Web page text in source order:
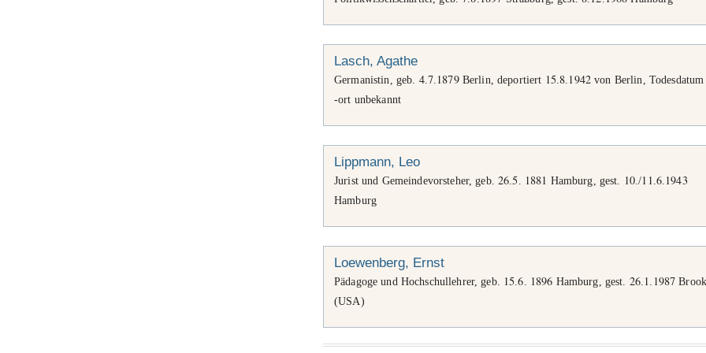
Lasch, Agathe
Germanistin, geb. 4. 7 1879Berlin, deportiert 15.8 1942von Berlin, Todesdatum
-ort unbekannt
Lippmann, Leo
Jurist und Gemeindevorsteher, geb. 26 .5 1881 Hamburg, gest. 10 ./11 6. 1943
Hamburg
Loewenberg, Ernst
Pädagoge und Hochschullehrer, geb. 15 .6 1896 Hamburg, gest. 26 1 1987
(USA)